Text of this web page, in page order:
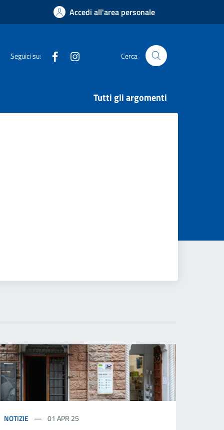
Accedi all'area personale
Seguici su: Facebook Cerca
Tutti gli argomenti
NOTIZIE 01 APR 25